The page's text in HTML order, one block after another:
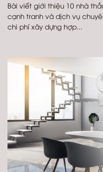
Bài viết giới thiệu 10 nhà
cạnh tranh và dịch vụ
chi phí xây dựng hợp...